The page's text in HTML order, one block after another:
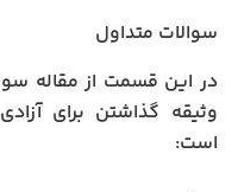
سوالات متداول
در این قسمت از مقاله
وثیقه گذاشتن برای
است: